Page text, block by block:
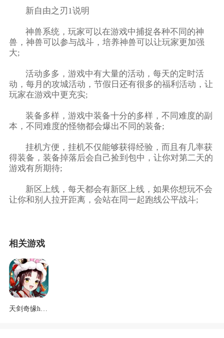
新自由之刃1说明
神兽系统，玩家可以在游戏中捕捉各种不同的神
兽，神兽可以参与战斗，培养神兽可以让玩家更加强
大;
活动多多，游戏中有大量的活动，每天的定时活
动，每月的攻城活动，节假日还有很多的福利活动，让
玩家在游戏中更充实;
装备多样，游戏中装备十分的多样，不同难度的副
本，不同难度的怪物都会爆出不同的装备;
挂机方便，挂机不仅能够获得经验，而且有几率获
得装备，装备掉落后会自己捡到包中，让你对第二天的
游戏有所期待;
新区上线，每天都会有新区上线，如果你想玩不会
让你和别人拉开距离，会站在同一起跑线公平战斗;
相关游戏